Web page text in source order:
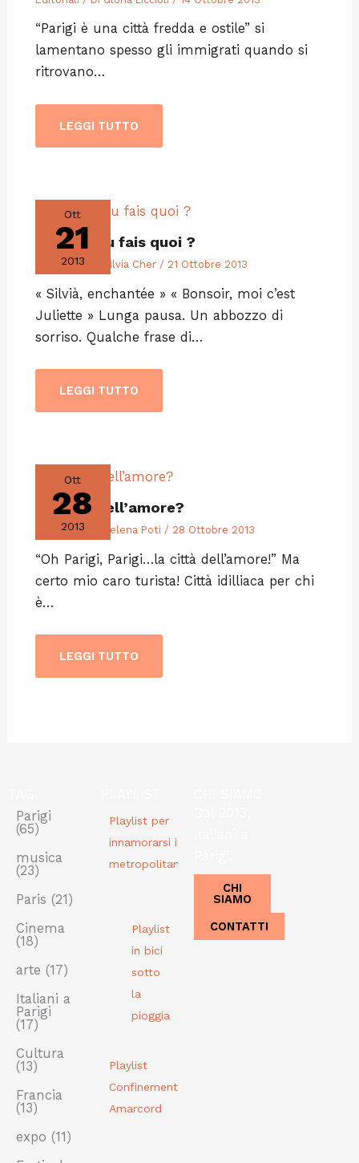
“Parigi è una città fredda e ostile” si
lamentano spesso gli immigrati quando si
ritrovano…
LEGGI TUTTO
Ott
21
2013
Et sinon tu fais quoi ?
Editoriali/ Di Silvia Cher / 21 Ottobre 2013
« Silvià, enchantée » « Bonsoir, moi c’est
Juliette » Lunga pausa. Un abbozzo di
sorriso. Qualche frase di…
LEGGI TUTTO
Ott
28
2013
La città dell’amore?
Editoriali/ Di Selena Poti / 28 Ottobre 2013
“Oh Parigi, Parigi…la città dell’amore!” Ma
certo mio caro turista! Città idilliaca per chi
è…
LEGGI TUTTO
CHI
SIAMO
CONTATTI
Playlist per
innamorarsi in
metropolitana
Playlist
in bici
sotto
la
pioggia
Playlist
Confinement
Amarcord
Parigi
(65)
musica
(23)
Paris(21)
Cinema
(18)
arte(17)
Italiani a
Parigi
(17)
Cultura
(13)
Francia
(13)
expo(11)